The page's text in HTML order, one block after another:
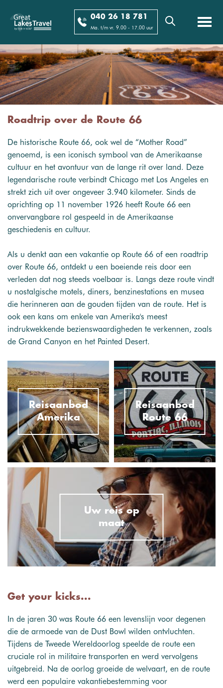
040 26 18 781
Ma. t/m vr. 9.00 - 17.00 uur
Roadtrip over de Route 66
De historische Route 66, ook wel de “Mother Road”
genoemd, is een iconisch symbool van de Amerikaanse
cultuur en het avontuur van de lange rit over land. Deze
legendarische route verbindt Chicago met Los Angeles en
strekt zich uit over ongeveer 3.940 kilometer. Sinds de
oprichting op 11 november 1926 heeft Route 66 een
onvervangbare rol gespeeld in de Amerikaanse
geschiedenis en cultuur.
Als u denkt aan een vakantie op Route 66 of een roadtrip
over Route 66, ontdekt u een boeiende reis door een
verleden dat nog steeds voelbaar is. Langs deze route vindt
u nostalgische motels, diners, benzinestations en musea
die herinneren aan de gouden tijden van de route. Het is
ook een kans om enkele van Amerika's meest
indrukwekkende bezienswaardigheden te verkennen, zoals
de Grand Canyon en het Painted Desert.
Reisaanbod
Amerika
Reisaanbod
Route 66
Uw reis op
maat
Get your kicks...
In de jaren 30 was Route 66 een levenslijn voor degenen
die de armoede van de Dust Bowl wilden ontvluchten.
Tijdens de Tweede Wereldoorlog speelde de route een
cruciale rol in militaire transporten en werd vervolgens
uitgebreid. Na de oorlog groeide de welvaart, en de route
werd een populaire vakantiebestemming voor